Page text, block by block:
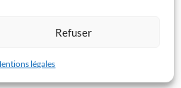
Refuser
légales